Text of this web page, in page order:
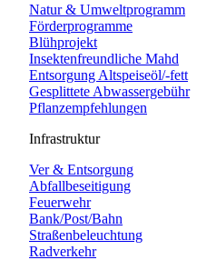
Natur & Umweltprogramm
Förderprogramme
Blühprojekt
Insektenfreundliche Mahd
Entsorgung Altspeiseöl/-fett
Gesplittete Abwassergebühr
Pflanzempfehlungen
Infrastruktur
Ver & Entsorgung
Abfallbeseitigung
Feuerwehr
Bank/Post/Bahn
Straßenbeleuchtung
Radverkehr